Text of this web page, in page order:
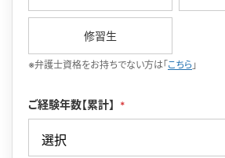
修習生
※弁護士資格をお持ちでない方は「 こちら 」
ご経験年数【累計】 *